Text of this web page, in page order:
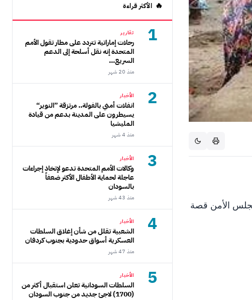
مجلس الأمن قصة
الأكثر قراءة
1 تقارير
رحلات إماراتية تتردد على مطار تقول الأمم
المتحدة إنه نقل أسلحة إلى الدعم
السريع...
منذ 20 شهر
2 الأخبار
انفلات أمني بالفولة.. مرتزقة ”النوير“
يسيطرون على المدينة بدعم من قيادة
المليشيا
منذ 4 شهر
3 الأخبار
وكالات الأمم المتحدة تدعو لإتخاذ إجراءات
عاجلة لحماية الأطفال الأكثر ضعفاً
بالسودان
منذ 43 شهر
4 الأخبار
الشعبية تقلل من شأن إغلاق السلطات
العسكرية أسواق حدودية بجنوب كردفان
منذ 47 شهر
5 الأخبار
السلطات السودانية تعلن استقبال أكثر من
(1700) لاجئ جديد من جنوب السودان